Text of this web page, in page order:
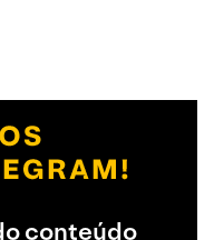
conteúdo